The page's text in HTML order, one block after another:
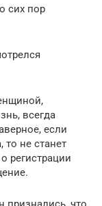
сих пор
всегда
если
не станет
регистрации